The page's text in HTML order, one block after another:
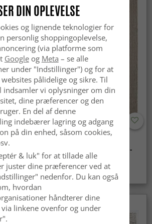
indendørs/udendørs brug -
Arlo (beige)
kr.449
DIN OPLEVELSE
og lignende teknologier for
personlig shoppingoplevelse,
(via platforme som
Googleog Meta – se alle
under "Indstillinger") og for at
pålidelige og sikre. Til
indsamler vi oplysninger om din
dine præferencer og den
En del af denne
indebærer lagring og adgang
på din enhed, såsom cookies,
& luk" for at tillade alle
juster dine præferencer ved at
nedenfor. Du kan også
hvordan
håndterer dine
linkene ovenfor og under